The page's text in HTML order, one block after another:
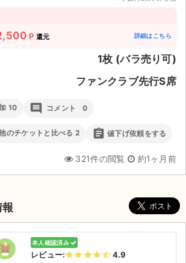
P 還元 詳細はこちら
1枚 (バラ売り可)
ファンクラブ先行S席
10 comment コメント 0
のチケットと比べる 2 assignment 値下げ依頼をする
321件の閲覧 約1ヶ月前
本人確認済み
レビュー: 4.9